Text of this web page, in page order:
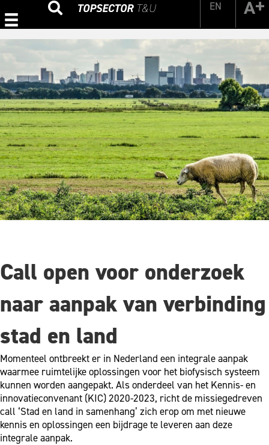
EN
Call open voor onderzoek
naar aanpak van verbinding
stad en land
Momenteel ontbreekt er in Nederland een integrale aanpak
waarmee ruimtelijke oplossingen voor het biofysisch systeem
kunnen worden aangepakt. Als onderdeel van het Kennis- en
innovatieconvenant (KIC) 2020-2023, richt de missiegedreven
call ‘Stad en land in samenhang’ zich erop om met nieuwe
kennis en oplossingen een bijdrage te leveren aan deze
integrale aanpak.